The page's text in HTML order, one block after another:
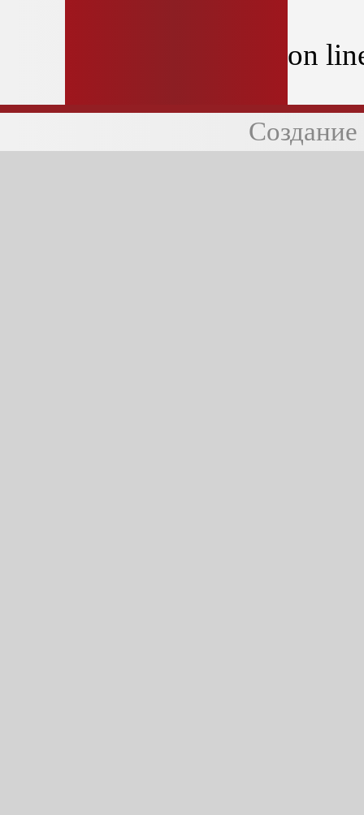
on
Создание